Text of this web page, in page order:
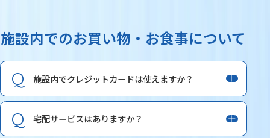
施設内でのお買い物・お食事について
施設内でクレジットカードは使えますか？
宅配サービスはありますか？